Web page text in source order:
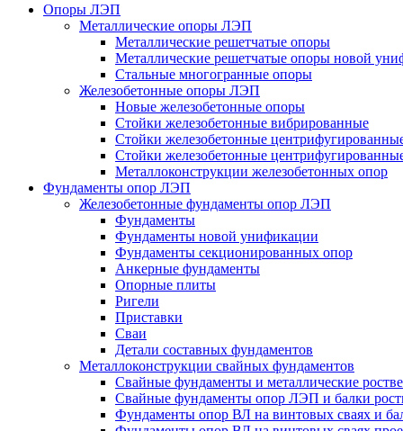
Опоры ЛЭП
Металлические опоры ЛЭП
Металлические решетчатые опоры
Металлические решетчатые опоры новой
Стальные многогранные опоры
Железобетонные опоры ЛЭП
Новые железобетонные опоры
Стойки железобетонные вибрированные
Стойки железобетонные
Стойки железобетонные
Металлоконструкции железобетонных опор
Фундаменты опор ЛЭП
Железобетонные фундаменты опор ЛЭП
Фундаменты
Фундаменты новой унификации
Фундаменты секционированных опор
Анкерные фундаменты
Опорные плиты
Ригели
Приставки
Сваи
Детали составных фундаментов
Металлоконструкции свайных фундаментов
Свайные фундаменты и металлические
Свайные фундаменты опор ЛЭП и балки
Фундаменты опор ВЛ на винтовых сваях и